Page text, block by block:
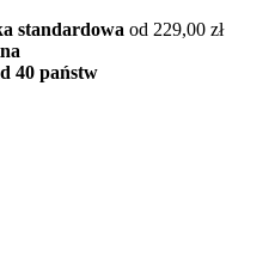
standardowa od 229,00 zł
40 państw